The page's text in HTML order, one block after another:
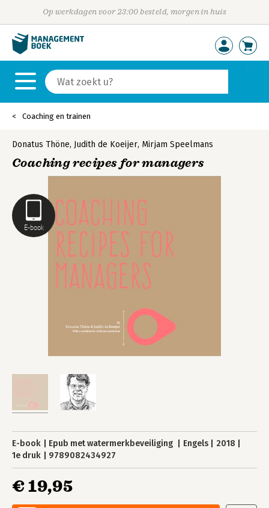
Op werkdagen voor 23:00 besteld, morgen in huis
Coaching en trainen
E-book
Donatus Thöne, Judith de Koeijer, Mirjam Speelmans
Coaching recipes for managers
E-book Epub met watermerkbeveiliging Engels
2018
1e druk
9789082434927
€ 19,95